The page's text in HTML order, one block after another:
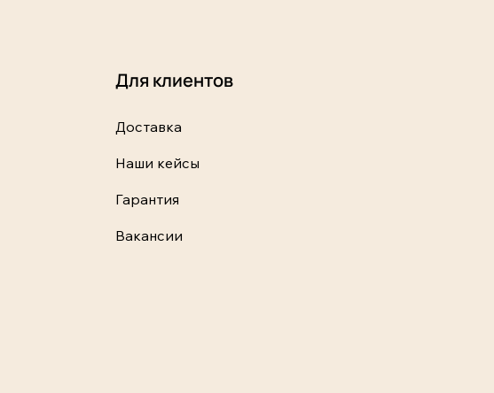
Для клиентов
Доставка
Наши кейсы
Гарантия
Вакансии